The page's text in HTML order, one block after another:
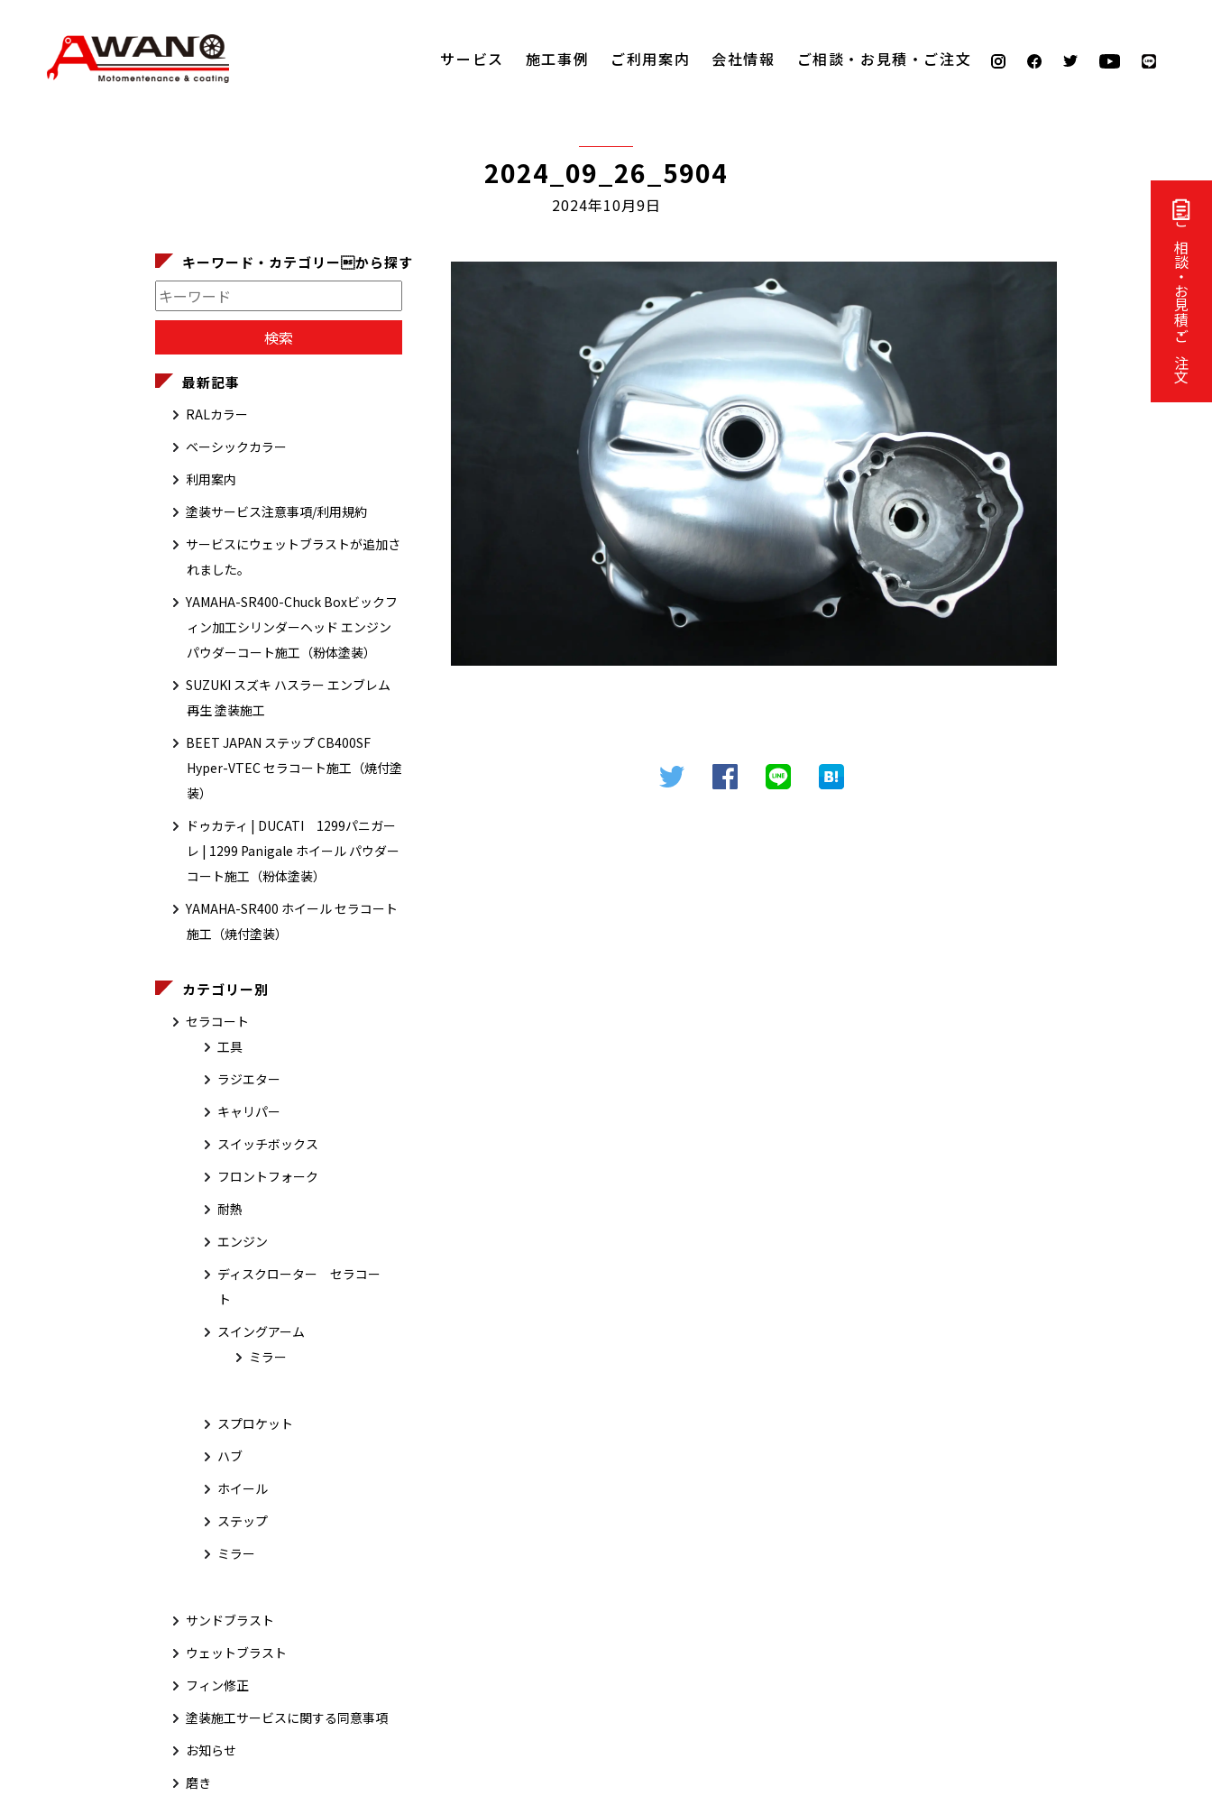
ご相談・お見積・ご注文
サービス 施工事例 ご利用案内 会社情報 ご相談・お見積・ご注文
2024_09_26_5904
2024年10月9日
キーワード・カテゴリーから探す
最新記事
RALカラー
ベーシックカラー
利用案内
塗装サービス注意事項/利用規約
サービスにウェットブラストが追加さ
れました。
YAMAHA-SR400-Chuck Boxビックフ
ィン加工シリンダーヘッド エンジン
パウダーコート施工（粉体塗装）
SUZUKI スズキ ハスラー エンブレム
再生 塗装施工
BEET JAPAN ステップ CB400SF
Hyper-VTEC セラコート施工（焼付塗
装）
ドゥカティ | DUCATI 1299パニガー
レ | 1299 Panigale ホイール パウダー
コート施工（粉体塗装）
YAMAHA-SR400 ホイール セラコート
施工（焼付塗装）
カテゴリー別
セラコート
工具
ラジエター
キャリパー
スイッチボックス
フロントフォーク
耐熱
エンジン
ディスクローター セラコー
ト
スイングアーム
ミラー
スプロケット
ハブ
ホイール
ステップ
ミラー
サンドブラスト
ウェットブラスト
フィン修正
塗装施工サービスに関する同意事項
お知らせ
磨き